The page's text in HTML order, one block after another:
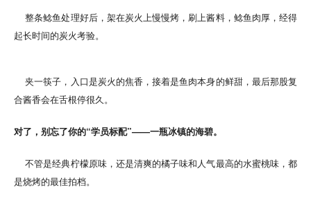
整条鲶鱼处理好后，架在炭火上慢慢烤，刷上酱料，鲶鱼肉厚，经得
起长时间的炭火考验。
夹一筷子，入口是炭火的焦香，接着是鱼肉本身的鲜甜，最后那股复
合酱香会在舌根停很久。
对了，别忘了你的“学员标配”——一瓶冰镇的海碧。
不管是经典柠檬原味，还是清爽的橘子味和人气最高的水蜜桃味，都
是烧烤的最佳拍档。